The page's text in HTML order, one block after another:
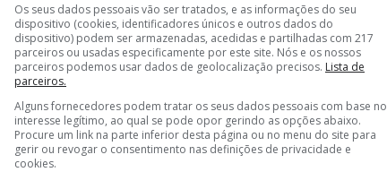
< >
um sai na assembleia geral e é um
assembleia geral de apresentação
Os seus dados pessoais vão ser tratados, e as informações do seu
dispositivo (cookies, identificadores únicos e outros dados do
dispositivo) podem ser armazenadas, acedidas e partilhadas com 217
parceiros ou usadas especificamente por este site. Nós e os nossos
parceiros podemos usar dados de geolocalização precisos. Lista de
parceiros.
Alguns fornecedores podem tratar os seus dados pessoais com base no
interesse legítimo, ao qual se pode opor gerindo as opções abaixo.
Procure um link na parte inferior desta página ou no menu do site para
gerir ou revogar o consentimento nas definições de privacidade e
cookies.